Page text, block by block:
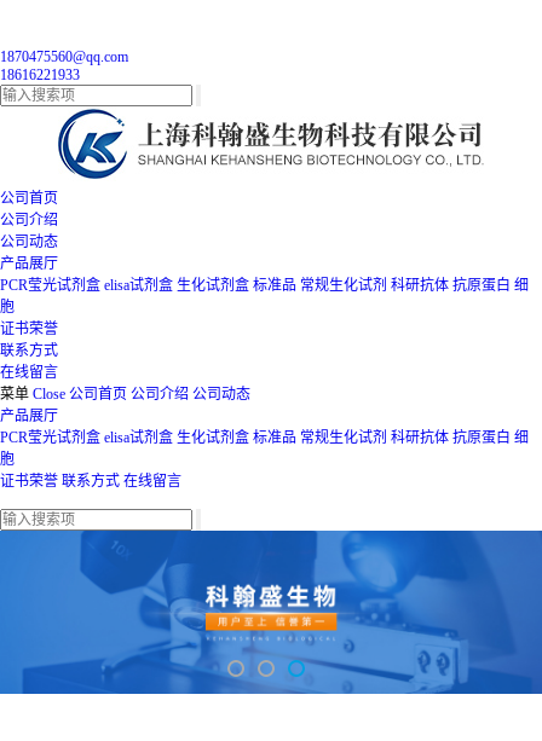
1870475560@qq.com
18616221933
公司首页
公司介绍
公司动态
产品展厅
PCR莹光试剂盒 elisa试剂盒 生化试剂盒 标准品 常规生化试剂 科研抗体 抗原蛋白 细
胞
证书荣誉
联系方式
在线留言
菜单 Close 公司首页 公司介绍 公司动态
产品展厅
PCR莹光试剂盒 elisa试剂盒 生化试剂盒 标准品 常规生化试剂 科研抗体 抗原蛋白 细
胞
证书荣誉 联系方式 在线留言